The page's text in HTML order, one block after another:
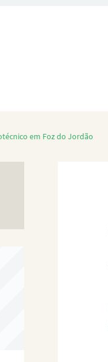
em Foz do Jordão